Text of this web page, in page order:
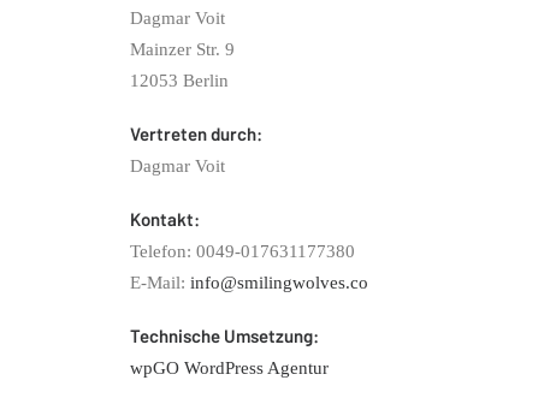
Dagmar Voit
Mainzer Str. 9
12053 Berlin
Vertreten durch:
Dagmar Voit
Kontakt:
Telefon: 0049-017631177380
E-Mail: info@smilingwolves.co
Technische Umsetzung:
wpGO WordPress Agentur